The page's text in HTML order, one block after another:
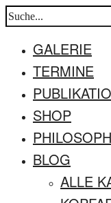
GALERIE
TERMINE
SHOP
BLOG
ALLE